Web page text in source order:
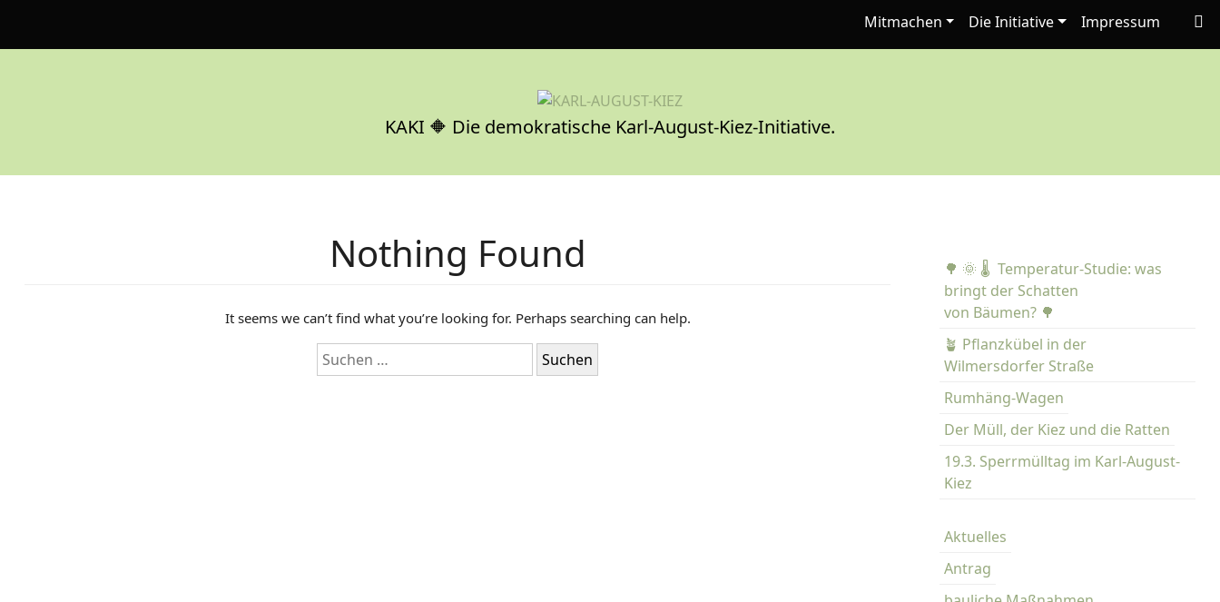
i
Mitmachen Die Initiative Impressum
KAKI 🔶 Die demokratische Karl-August-Kiez-Initiative.
Nothing Found
It seems we can’t find what you’re looking for. Perhaps searching can help.
S
u
🌳 🌞 🌡️ Temperatur-Studie: was
bringt der Schatten
von Bäumen? 🌳
🪴 Pflanzkübel in der
Wilmersdorfer Straße
Rumhäng-Wagen
Der Müll, der Kiez und die Ratten
19.3. Sperrmülltag im Karl-August-
Kiez
Aktuelles
Antrag